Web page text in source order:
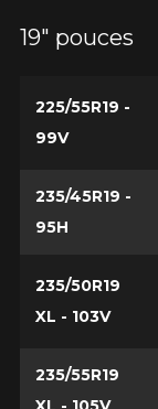
19" pouces
225/55R19 -
99V
235/45R19 -
95H
235/50R19
XL - 103V
235/55R19